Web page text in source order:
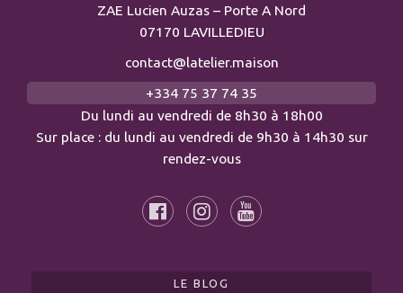
ZAE Lucien Auzas – Porte A Nord
07170 LAVILLEDIEU
contact@latelier.maison
+334 75 37 74 35
Du lundi au vendredi de 8h30 à 18h00
Sur place : du lundi au vendredi de 9h30 à 14h30 sur
rendez-vous
LE BLOG